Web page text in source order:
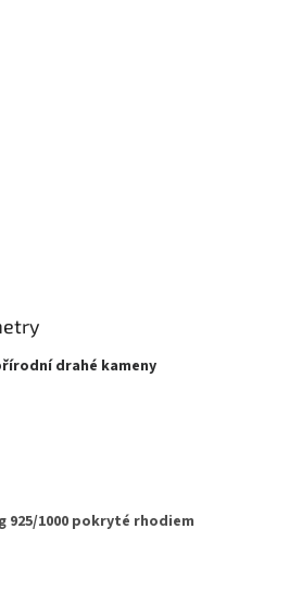
drahé kameny
925/1000 pokryté rhodiem